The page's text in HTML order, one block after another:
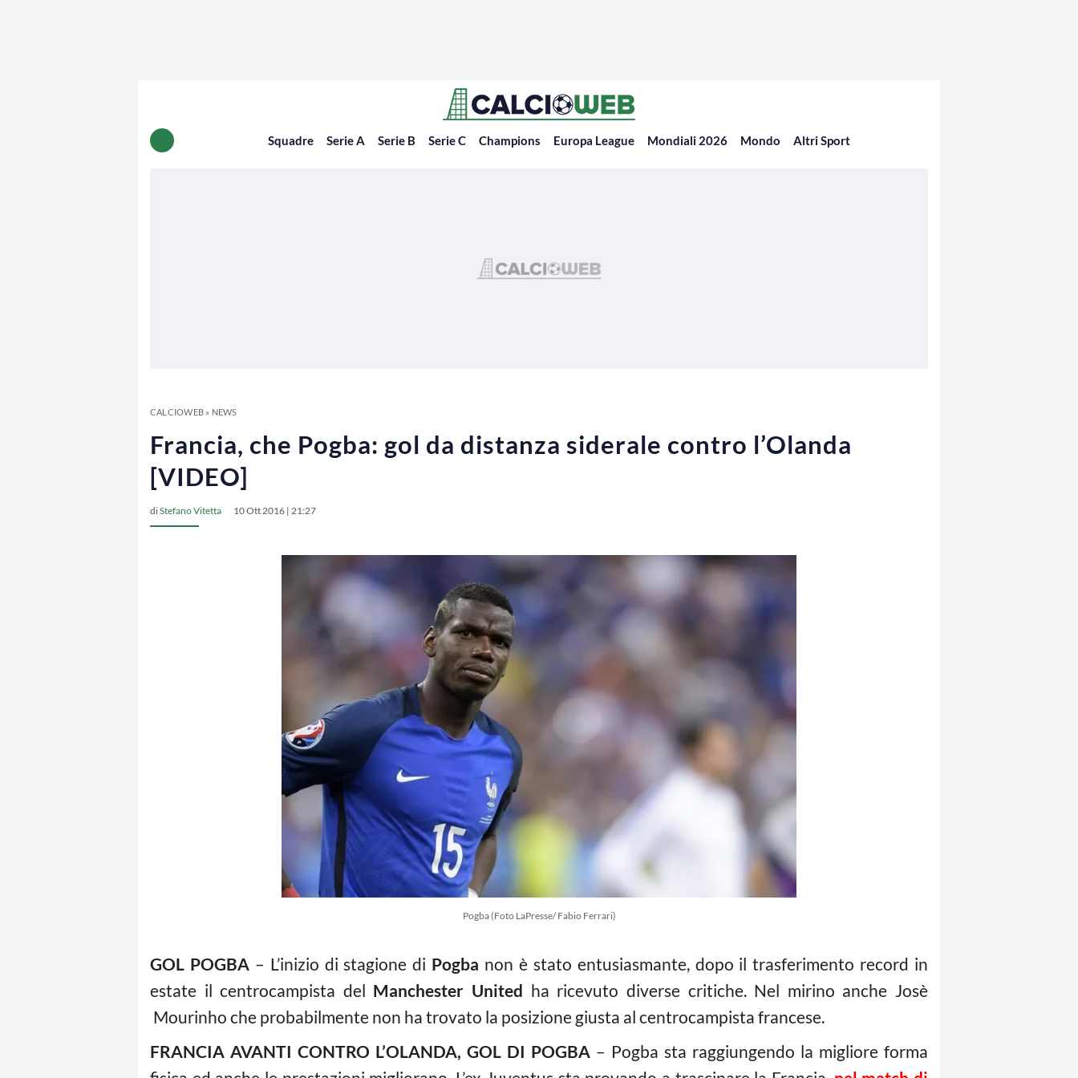
Squadre Serie A Serie B Serie C Champions Europa League Mondiali 2026 Mondo Altri Sport
CALCIOWEB» NEWS
Francia, che Pogba: gol da distanza siderale contro l’Olanda
[VIDEO]
diStefano Vitetta 10 Ott 2016 | 21:27
Pogba (Foto LaPresse/ Fabio Ferrari)
GOL POGBA– L’inizio di stagione di Pogba non è stato entusiasmante, dopo il trasferimento record in
estate il centrocampista del Manchester United ha ricevuto diverse critiche. Nel mirino anche Josè
Mourinho che probabilmente non ha trovato la posizione giusta al centrocampista francese.
FRANCIA AVANTI CONTRO L’OLANDA, GOL DI POGBA – Pogba sta raggiungendo la migliore forma